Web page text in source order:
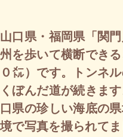
山口県・福岡県「関
州を歩いて横断でき
０㍍）です。トンネ
くぼんだ道が続きま
口県の珍しい海底の
境で写真を撮られて